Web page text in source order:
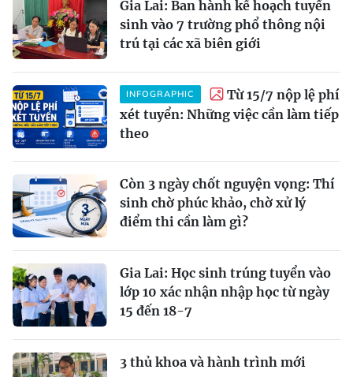
Gia Lai: Ban hành kế hoạch tuyển
sinh vào 7 trường phổ thông nội
trú tại các xã biên giới
INFOGRAPHIC
Từ 15/7 nộp lệ phí
xét tuyển: Những việc cần làm tiếp
theo
Còn 3 ngày chốt nguyện vọng: Thí
sinh chờ phúc khảo, chờ xử lý
điểm thi cần làm gì?
Gia Lai: Học sinh trúng tuyển vào
lớp 10 xác nhận nhập học từ ngày
15 đến 18-7
3 thủ khoa và hành trình mới